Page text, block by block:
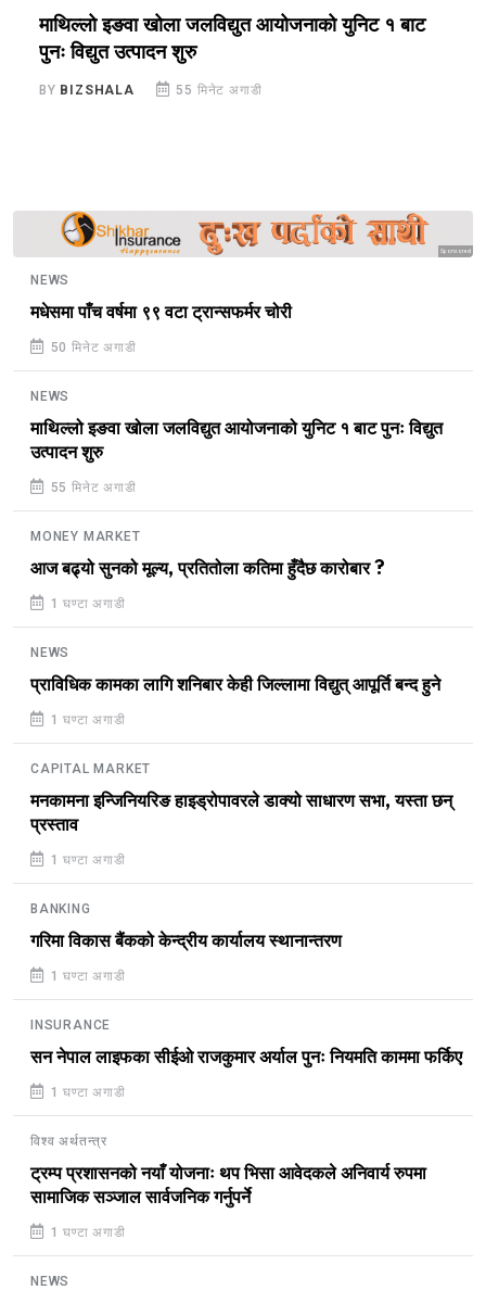
माथिल्लो इङवा खोला जलविद्युत आयोजनाको युनिट १ बाट
पुनः विद्युत उत्पादन शुरु
BY BIZSHALA 55 मिनेट अगाडी
Sponsored
NEWS
मधेसमा पाँच वर्षमा ९९ वटा ट्रान्सफर्मर चोरी
50 मिनेट अगाडी
NEWS
माथिल्लो इङवा खोला जलविद्युत आयोजनाको युनिट १ बाट पुनः विद्युत
उत्पादन शुरु
55 मिनेट अगाडी
MONEY MARKET
आज बढ्यो सुनको मूल्य, प्रतितोला कतिमा हुँदैछ कारोबार ?
1 घण्टा अगाडी
NEWS
प्राविधिक कामका लागि शनिबार केही जिल्लामा विद्युत् आपूर्ति बन्द हुने
1 घण्टा अगाडी
CAPITAL MARKET
मनकामना इन्जिनियरिङ हाइड्रोपावरले डाक्यो साधारण सभा, यस्ता छन्
प्रस्ताव
1 घण्टा अगाडी
BANKING
गरिमा विकास बैंकको केन्द्रीय कार्यालय स्थानान्तरण
1 घण्टा अगाडी
INSURANCE
सन नेपाल लाइफका सीईओ राजकुमार अर्याल पुनः नियमति काममा फर्किए
1 घण्टा अगाडी
विश्व अर्थतन्त्र
ट्रम्प प्रशासनको नयाँ योजनाः थप भिसा आवेदकले अनिवार्य रुपमा
सामाजिक सञ्जाल सार्वजनिक गर्नुपर्ने
1 घण्टा अगाडी
NEWS